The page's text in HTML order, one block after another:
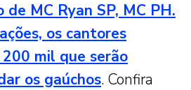
de MC Ryan SP, MC PH.
os cantores
mil que serão
os gaúchos. Confira